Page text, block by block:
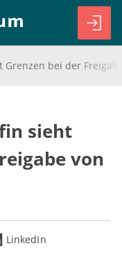
sieht
von
LinkedIn